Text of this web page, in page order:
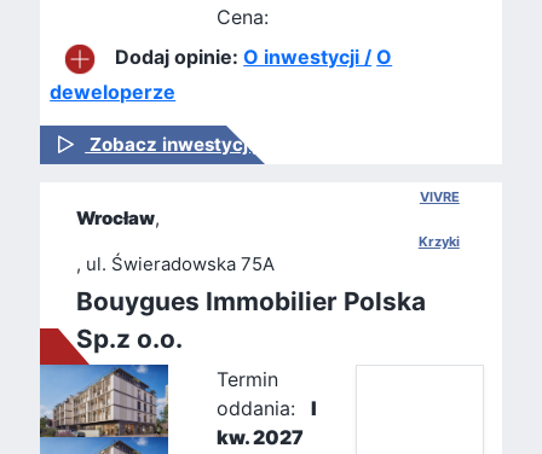
Cena:
Dodaj opinie:O inwestycji / O
deweloperze
Zobacz inwestycję
VIVRE
Wrocław,
Krzyki
, ul. Świeradowska 75A
Bouygues Immobilier Polska
Sp.z o.o.
Termin
oddania:
I
kw. 2027